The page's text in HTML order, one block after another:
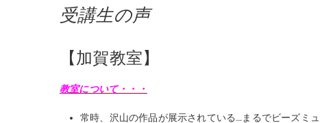
受講生の声
【加賀教室】
教室について・・・
常時、沢山の作品が展示されている…まるでビーズミ